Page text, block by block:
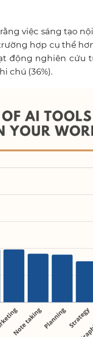
việc sáng tạo
hợp cụ thể
động nghiên cứu
chú (36%).